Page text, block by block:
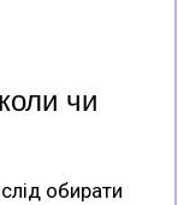
чи
обирати